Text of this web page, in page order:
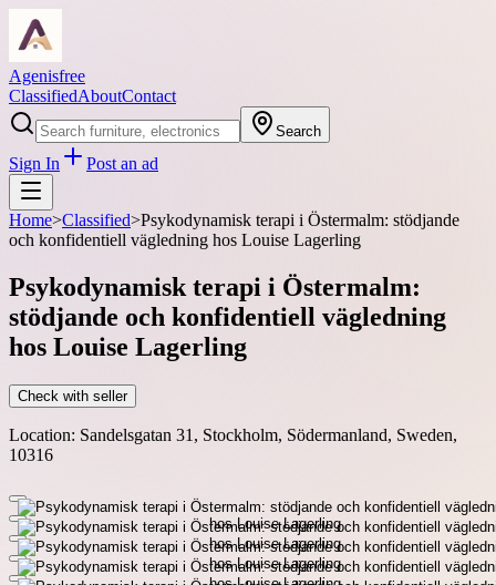
Agenisfree
ClassifiedAboutContact
Search
Sign In Post an ad
Home>Classified>Psykodynamisk terapi i Östermalm: stödjande
och konfidentiell vägledning hos Louise Lagerling
Psykodynamisk terapi i Östermalm:
stödjande och konfidentiell vägledning
hos Louise Lagerling
Check with seller
Location: Sandelsgatan 31, Stockholm, Södermanland, Sweden,
10316